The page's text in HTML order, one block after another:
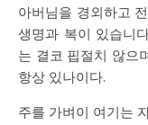
아버님을 경외하고
생명과 복이 있습니
는 결코 핍절치 않으
항상 있나이다.
주를 가벼이 여기는